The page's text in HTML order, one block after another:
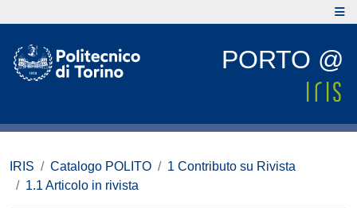
PORTO @
IRIS Catalogo POLITO
1 Contributo su Rivista
1.1 Articolo in rivista